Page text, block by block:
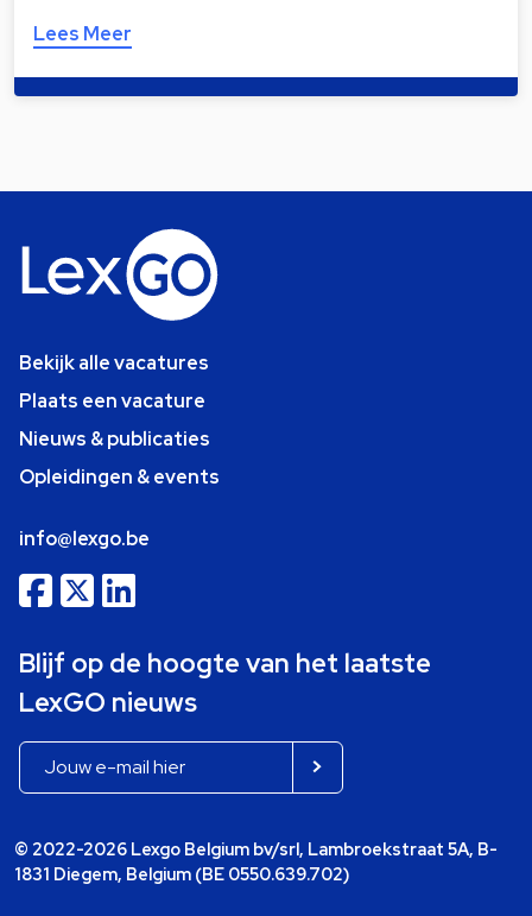
Lees Meer
Bekijk alle vacatures
Plaats een vacature
Nieuws & publicaties
Opleidingen & events
info@lexgo.be
Blijf op de hoogte van het laatste
LexGO nieuws
© 2022-2026 Lexgo Belgium bv/srl, Lambroekstraat 5A, B-
1831 Diegem, Belgium (BE 0550.639.702)